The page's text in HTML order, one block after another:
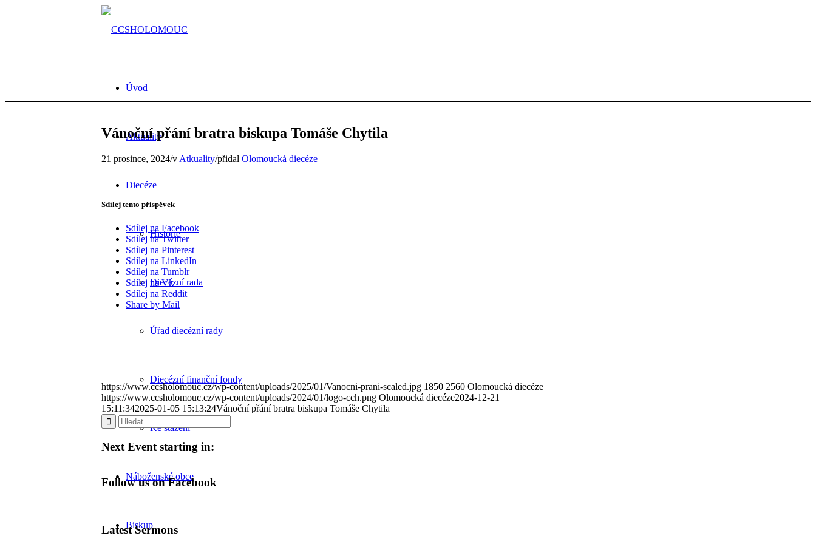
Úvod
Aktuality
Diecéze
Historie
Diecézní rada
Úřad diecézní rady
Diecézní finanční fondy
Ke stažení
Náboženské obce
Biskup
Vánoční přání bratra biskupa Tomáše Chytila
21 prosince, 2024/v Atkuality/přidal Olomoucká diecéze
Sdílej tento příspěvek
Sdílej na Facebook
Sdílej na Twitter
Sdílej na Pinterest
Sdílej na LinkedIn
Sdílej na Tumblr
Sdílej na Vk
Sdílej na Reddit
Share by Mail
https://www.ccsholomouc.cz/wp-content/uploads/2025/01/Vanocni-prani-scaled.jpg 1850 2560 Olomoucká diecéze
https://www.ccsholomouc.cz/wp-content/uploads/2024/01/logo-cch.png Olomoucká diecéze2024-12-21
15:11:342025-01-05 15:13:24Vánoční přání bratra biskupa Tomáše Chytila
Next Event starting in:
Follow us on Facebook
Latest Sermons